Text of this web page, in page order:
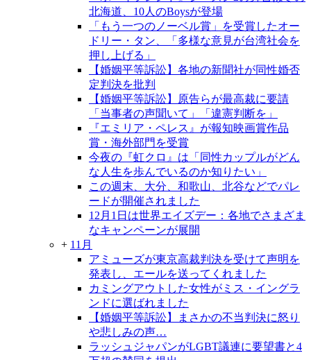
北海道、10人のBoysが登場
「もう一つのノーベル賞」を受賞したオー
ドリー・タン、「多様な意見が台湾社会を
押し上げる」
【婚姻平等訴訟】各地の新聞社が同性婚否
定判決を批判
【婚姻平等訴訟】原告らが最高裁に要請
「当事者の声聞いて」「違憲判断を」
『エミリア・ペレス』が報知映画賞作品
賞・海外部門を受賞
今夜の『虹クロ』は「同性カップルがどん
な人生を歩んでいるのか知りたい」
この週末、大分、和歌山、北谷などでパレ
ードが開催されました
12月1日は世界エイズデー：各地でさまざま
なキャンペーンが展開
+ 11月
アミューズが東京高裁判決を受けて声明を
発表し、エールを送ってくれました
カミングアウトした女性がミス・イングラ
ンドに選ばれました
【婚姻平等訴訟】まさかの不当判決に怒り
や悲しみの声…
ラッシュジャパンがLGBT議連に要望書と4